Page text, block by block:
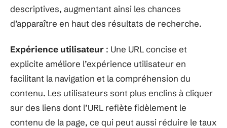
descriptives, augmentant ainsi les chances
d’apparaître en haut des résultats de recherche.
Expérience utilisateur : Une URL concise et
explicite améliore l’expérience utilisateur en
facilitant la navigation et la compréhension du
contenu. Les utilisateurs sont plus enclins à cliquer
sur des liens dont l’URL reflète fidèlement le
contenu de la page, ce qui peut aussi réduire le taux